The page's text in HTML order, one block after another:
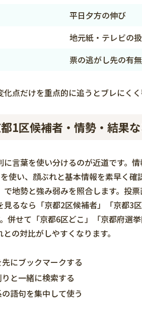
平日夕方の伸び
地元紙・テレビの
票の逃がし先の有無
点だけを重点的に追うとブレにくく
1区候補者・情勢・結果
言葉を使い分けるのが近道です。
使い、顔ぶれと基本情報を素早く
地勢と強み弱みを照合します。投
るなら「京都2区候補者」「京都3
併せて「京都6区どこ」「京都府
の対比がしやすくなります。
にブックマークする
と一緒に検索する
語句を集中して使う